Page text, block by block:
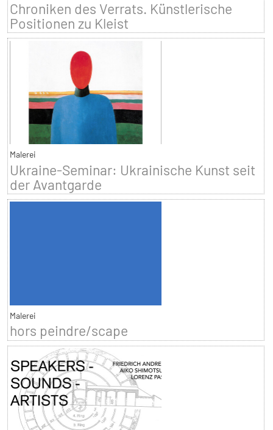
Chroniken des Verrats. Künstlerische
Positionen zu Kleist
Malerei
Ukraine-Seminar: Ukrainische Kunst seit
der Avantgarde
Malerei
hors peindre/scape